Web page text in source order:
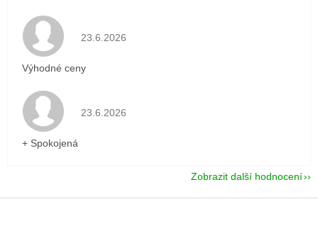
Hodnocení obchodu je 5 z 5 hvězdiček.
23.6.2026
Výhodné ceny
Hodnocení obchodu je 5 z 5 hvězdiček.
23.6.2026
+ Spokojená
Zobrazit další hodnocení